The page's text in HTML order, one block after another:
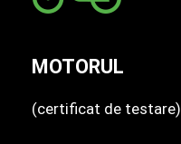
MOTORUL
(certificat de testare)